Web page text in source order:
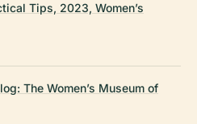
Tips, 2023, Women’s
The Women’s Museum of